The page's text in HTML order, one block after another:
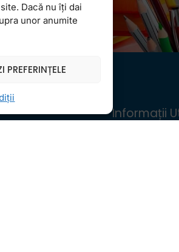
Dacă nu îți dai
unor anumite
PREFERINȚELE
Informații